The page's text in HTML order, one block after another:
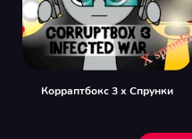
Корраптбокс 3 x Спрунки